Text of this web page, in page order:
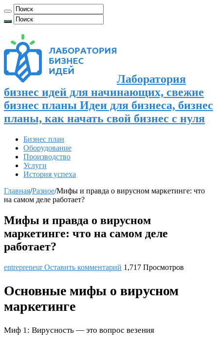
Лаборатория
бизнес идей для начинающих, свежие
бизнес планы Идеи для бизнеса, бизнес
планы, как начать свой бизнес с нуля
Бизнес план
Оборудование
Производство
Услуги
История успеха
Главная/Разное/Мифы и правда о вирусном маркетинге: что
на самом деле работает?
Мифы и правда о вирусном
маркетинге: что на самом деле
работает?
entrepreneurОставить комментарий 1,717 Просмотров
Основные мифы о вирусном
маркетинге
Миф 1: Вирусность — это вопрос везения